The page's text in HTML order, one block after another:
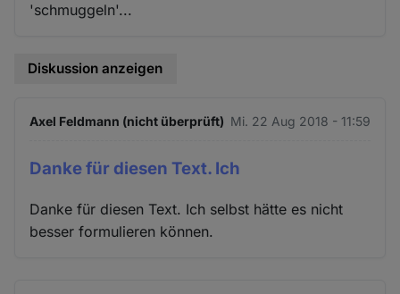
'schmuggeln'...
Diskussion anzeigen
Axel Feldmann (nicht überprüft) Mi. 22 Aug 2018 - 11:59
Danke für diesen Text. Ich
Danke für diesen Text. Ich selbst hätte es nicht
besser formulieren können.